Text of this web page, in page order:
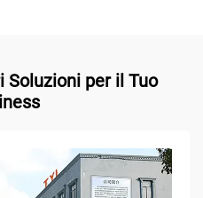
per il Tuo